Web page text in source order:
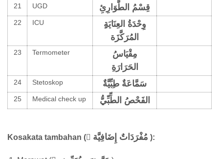
21 UGD قِسْمُ الطَّوَارِئِ
22 ICU
المُرَكَّزَة
23 Termometer
مِقْيَاسُ
الحَرَارَةِ
24 Stetoskop سَمَّاعَةٌ طِبِّيَّةٌ
25 Medical check up الفَحْصُ الطِّبِّيُّ
Kosakata tambahan ( ٌ مُفْرَدَاتٌ إِضَافِيَّة ):